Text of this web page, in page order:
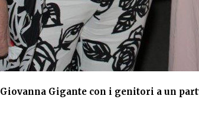
Giovanna Gigante con i genitori a un